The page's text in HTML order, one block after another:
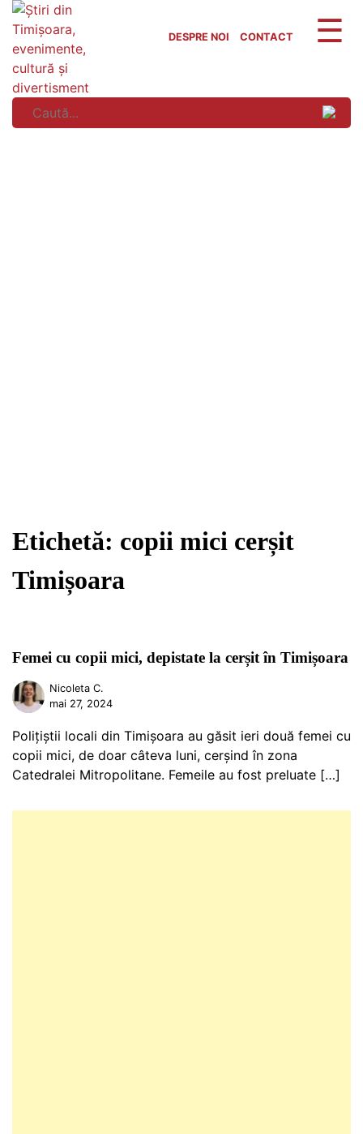
Skip
content
DESPRE NOI CONTACT
Etichetă: copii mici cerșit
Timișoara
Femei cu copii mici, depistate la cerșit în Timișoara
Nicoleta C.
mai 27, 2024
Polițiștii locali din Timișoara au găsit ieri două femei cu
copii mici, de doar câteva luni, cerșind în zona
Catedralei Mitropolitane. Femeile au fost preluate […]